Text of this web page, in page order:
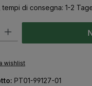
di consegna: 1-2
inserisci la
wishlist
PT01-99127-01